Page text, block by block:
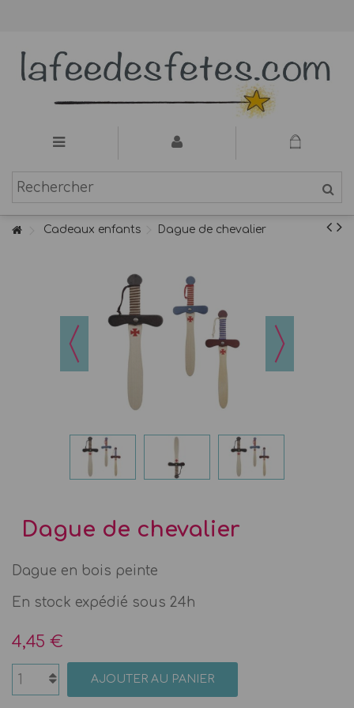
Cadeaux enfants Dague de chevalier
Dague de chevalier
Dague en bois peinte
En stock expédié sous 24h
4,45 €
AJOUTER AU PANIER